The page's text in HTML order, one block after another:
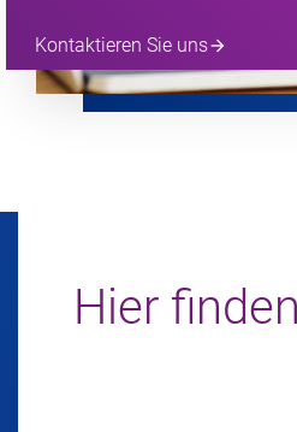
Kontaktieren Sie unsarrow_forward
Hier